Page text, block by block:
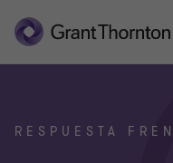
RESPUESTA